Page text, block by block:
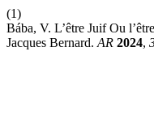
(1)
Bába, V. L’être Juif Ou
Jacques Bernard. AR 2024,